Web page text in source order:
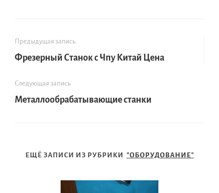
Предыдущая запись
Фрезерный Станок с Чпу Китай Цена
Следующая запись
Металлообрабатывающие станки
ЕЩЁ ЗАПИСИ ИЗ РУБРИКИ "ОБОРУДОВАНИЕ"